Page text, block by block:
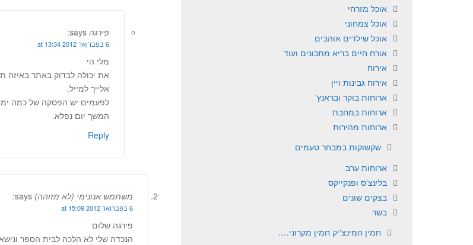
פירגה says:
6 בפברואר 2012 at 13:34
מלי הי
את יכולה לבדוק באתר באיזה
אלייך למייל.
לפעמים יש הפסקה של כמה
המשך יום נפלא.
Reply
משתמש אנונימי (לא מזוהה) says:
6 בפברואר 2012 at 15:09
פירגה שלום
הנכדה שלי לא הלכה לבית הספר
אוכל מזרחי
אוכל צמחוני
אוכל שילדים אוהבים
אורח חיים בריא מתכונים ועוד
אירוח
אירוח גבינות ויין
ארוחות בוקר ובראנץ'
ארוחות במחבת
ארוחות מהירות
שקשוקות במבחר טעמים
ארוחות ערב
בלינצ'ס ופנקייקס
בצקים שונים
בשר
חמין חמינצ'יק חמין מקרוני….